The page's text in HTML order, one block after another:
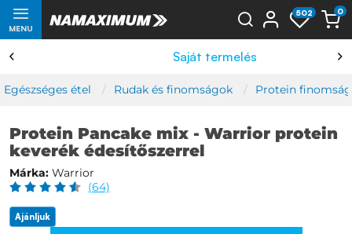
MENU
502 0
Saját termelés
Egészséges étel Rudak és finomságok Protein
Protein Pancake mix - Warrior protein
keverék édesítőszerrel
Márka: Warrior
(64)
Ajánljuk